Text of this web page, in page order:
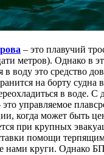
– это плавучий
метров). Однако в
воду это средство
на борту судна в
в воде.
это управляемое
когда может быть
при крупных
помощи
нами круги. Однако